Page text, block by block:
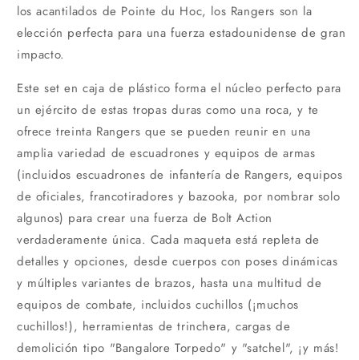
los acantilados de Pointe du Hoc, los Rangers son la
elección perfecta para una fuerza estadounidense de gran
impacto.
Este set en caja de plástico forma el núcleo perfecto para
un ejército de estas tropas duras como una roca, y te
ofrece treinta Rangers que se pueden reunir en una
amplia variedad de escuadrones y equipos de armas
(incluidos escuadrones de infantería de Rangers, equipos
de oficiales, francotiradores y bazooka, por nombrar solo
algunos) para crear una fuerza de Bolt Action
verdaderamente única. Cada maqueta está repleta de
detalles y opciones, desde cuerpos con poses dinámicas
y múltiples variantes de brazos, hasta una multitud de
equipos de combate, incluidos cuchillos (¡muchos
cuchillos!), herramientas de trinchera, cargas de
demolición tipo "Bangalore Torpedo" y "satchel", ¡y más!